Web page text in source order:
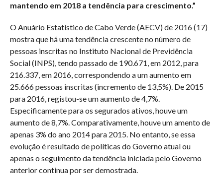
mantendo em 2018 a tendência para crescimento.”
O Anuário Estatístico de Cabo Verde (AECV) de 2016 (17)
mostra que há uma tendência crescente no número de
pessoas inscritas no Instituto Nacional de Previdência
Social (INPS), tendo passado de 190.671, em 2012, para
216.337, em 2016, correspondendo a um aumento em
25.666 pessoas inscritas (incremento de 13,5%). De 2015
para 2016, registou-se um aumento de 4,7%.
Especificamente para os segurados ativos, houve um
aumento de 8,7%. Comparativamente, houve um amento de
apenas 3% do ano 2014 para 2015. No entanto, se essa
evolução é resultado de políticas do Governo atual ou
apenas o seguimento da tendência iniciada pelo Governo
anterior continua por ser demostrada.